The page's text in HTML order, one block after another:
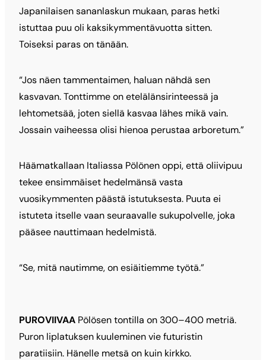
Japanilaisen sananlaskun mukaan, paras hetki
istuttaa puu oli kaksikymmentävuotta sitten.
Toiseksi paras on tänään.
“Jos näen tammentaimen, haluan nähdä sen
kasvavan. Tonttimme on etelälänsirinteessä ja
lehtometsää, joten siellä kasvaa lähes mikä vain.
Jossain vaiheessa olisi hienoa perustaa arboretum.”
Häämatkallaan Italiassa Pölönen oppi, että oliivipuu
tekee ensimmäiset hedelmänsä vasta
vuosikymmenten päästä istutuksesta. Puuta ei
istuteta itselle vaan seuraavalle sukupolvelle, joka
pääsee nauttimaan hedelmistä.
“Se, mitä nautimme, on esiäitiemme työtä.”
PUROVIIVAA Pölösen tontilla on 300–400 metriä.
Puron liplatuksen kuuleminen vie futuristin
paratiisiin. Hänelle metsä on kuin kirkko.